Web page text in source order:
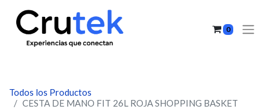
0
Todos los Productos
CESTA DE MANO FIT 26L ROJA SHOPPING BASKET